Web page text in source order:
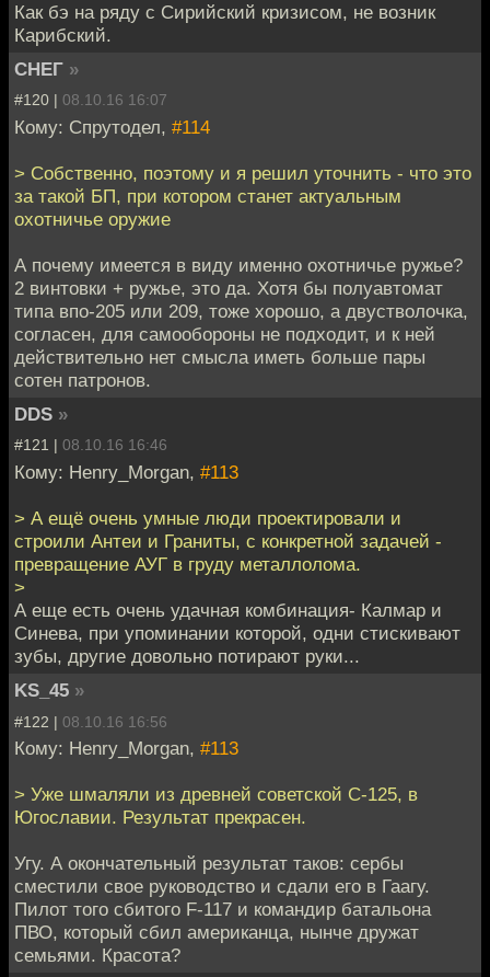
Как бэ на ряду с Сирийский кризисом, не возник
Карибский.
СНЕГ »
#120 | 08.10.16 16:07
Кому: Спрутодел, #114
> Собственно, поэтому и я решил уточнить - что это
за такой БП, при котором станет актуальным
охотничье оружие
А почему имеется в виду именно охотничье ружье?
2 винтовки + ружье, это да. Хотя бы полуавтомат
типа впо-205 или 209, тоже хорошо, а двустволочка,
согласен, для самообороны не подходит, и к ней
действительно нет смысла иметь больше пары
сотен патронов.
DDS »
#121 | 08.10.16 16:46
Кому: Henry_Morgan, #113
> А ещё очень умные люди проектировали и
строили Антеи и Граниты, с конкретной задачей -
превращение АУГ в груду металлолома.
>
А еще есть очень удачная комбинация- Калмар и
Синева, при упоминании которой, одни стискивают
зубы, другие довольно потирают руки...
KS_45 »
#122 | 08.10.16 16:56
Кому: Henry_Morgan, #113
> Уже шмаляли из древней советской С-125, в
Югославии. Результат прекрасен.
Угу. А окончательный результат таков: сербы
сместили свое руководство и сдали его в Гаагу.
Пилот того сбитого F-117 и командир батальона
ПВО, который сбил американца, нынче дружат
семьями. Красота?